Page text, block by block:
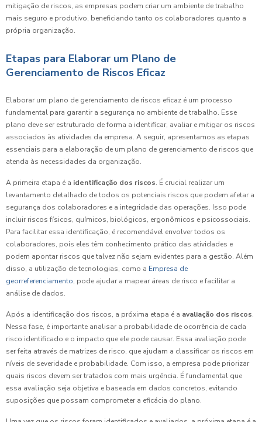
mitigação de riscos, as empresas podem criar um ambiente de trabalho
mais seguro e produtivo, beneficiando tanto os colaboradores quanto a
própria organização.
Etapas para Elaborar um Plano de
Gerenciamento de Riscos Eficaz
Elaborar um plano de gerenciamento de riscos eficaz é um processo
fundamental para garantir a segurança no ambiente de trabalho. Esse
plano deve ser estruturado de forma a identificar, avaliar e mitigar os riscos
associados às atividades da empresa. A seguir, apresentamos as etapas
essenciais para a elaboração de um plano de gerenciamento de riscos que
atenda às necessidades da organização.
A primeira etapa é a identificação dos riscos. É crucial realizar um
levantamento detalhado de todos os potenciais riscos que podem afetar a
segurança dos colaboradores e a integridade das operações. Isso pode
incluir riscos físicos, químicos, biológicos, ergonômicos e psicossociais.
Para facilitar essa identificação, é recomendável envolver todos os
colaboradores, pois eles têm conhecimento prático das atividades e
podem apontar riscos que talvez não sejam evidentes para a gestão. Além
disso, a utilização de tecnologias, como a Empresa de
georreferenciamento, pode ajudar a mapear áreas de risco e facilitar a
análise de dados.
Após a identificação dos riscos, a próxima etapa é a avaliação dos riscos.
Nessa fase, é importante analisar a probabilidade de ocorrência de cada
risco identificado e o impacto que ele pode causar. Essa avaliação pode
ser feita através de matrizes de risco, que ajudam a classificar os riscos em
níveis de severidade e probabilidade. Com isso, a empresa pode priorizar
quais riscos devem ser tratados com mais urgência. É fundamental que
essa avaliação seja objetiva e baseada em dados concretos, evitando
suposições que possam comprometer a eficácia do plano.